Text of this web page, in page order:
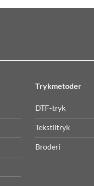
Trykmetoder
DTF-tryk
Tekstiltryk
Broderi